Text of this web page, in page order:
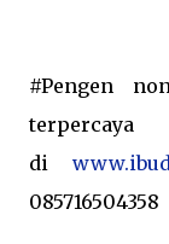
#Pengen
di
085716504358